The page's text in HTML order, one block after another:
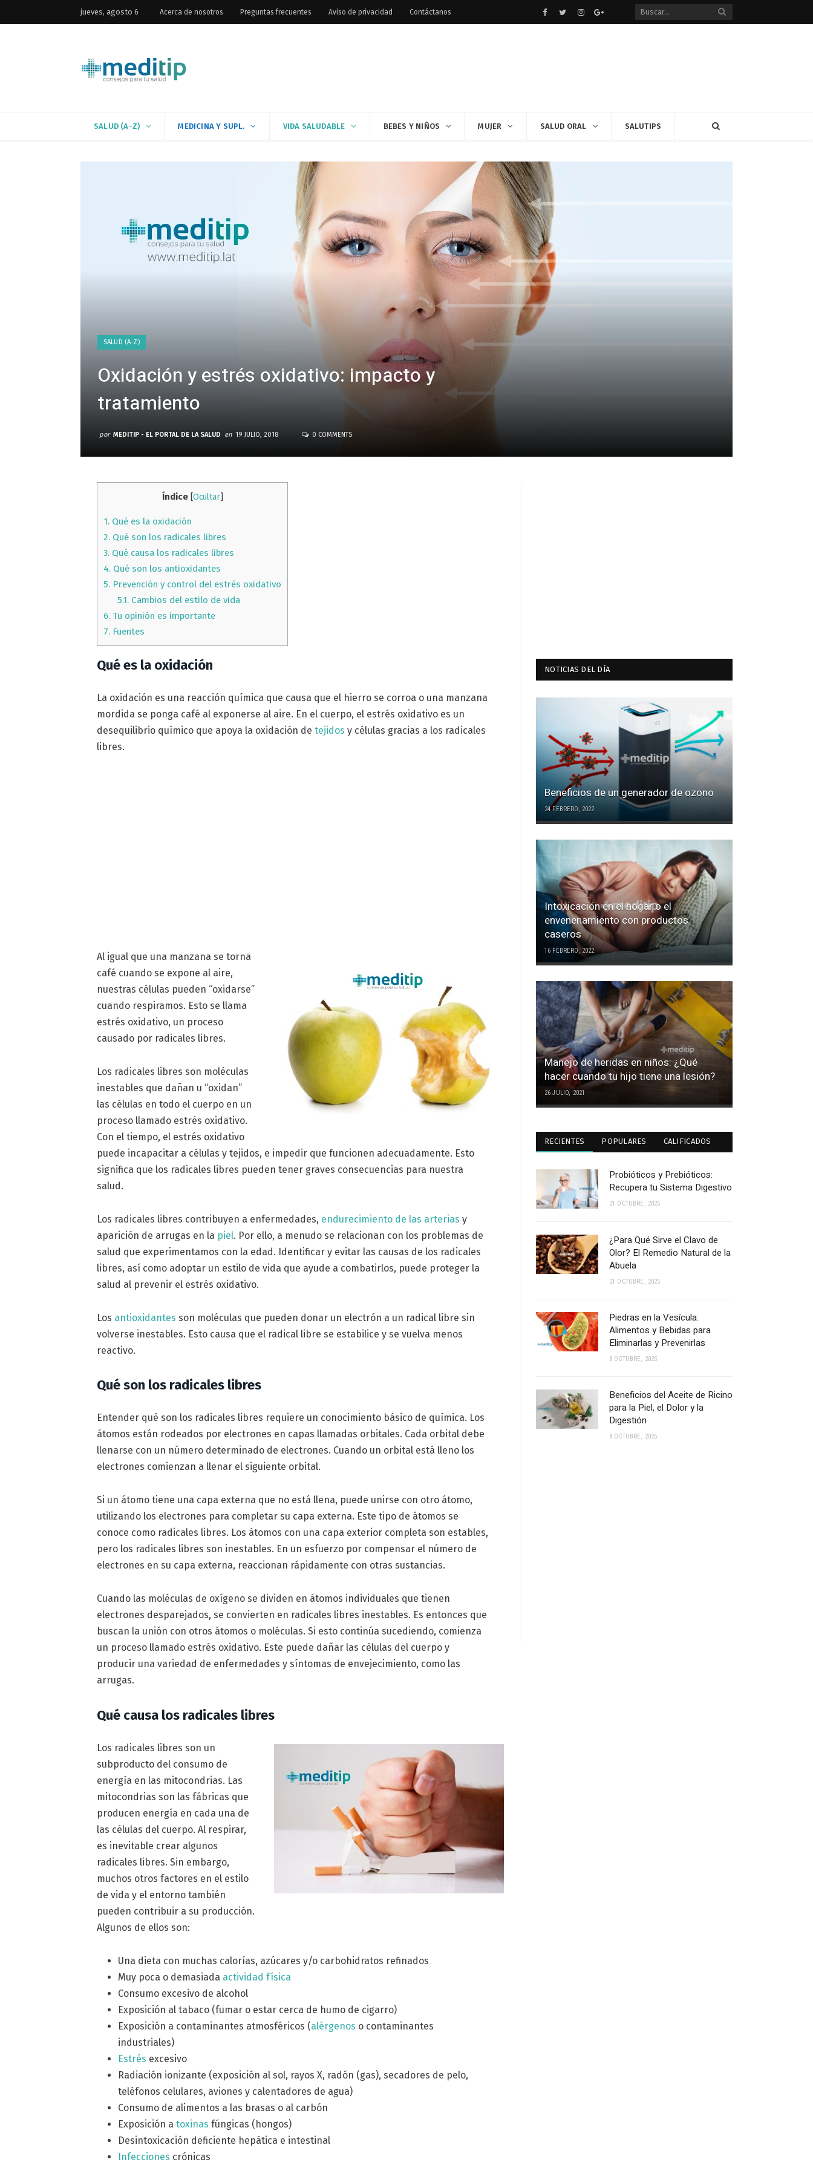
jueves, agosto 6 Acerca de nosotros Preguntas frecuentes Aviso de privacidad Contáctanos Facebook
TwitterinstagramGoogle+
SALUD (A-Z) MEDICINA Y SUPL. VIDA SALUDABLE BEBES Y NIÑOS MUJER SALUD ORAL SALUTIPS
SALUD (A-Z)
Oxidación y estrés oxidativo: impacto y
tratamiento
por MEDITIP - EL PORTAL DE LA SALUD en 19 JULIO, 2018 0 COMMENTS
Índice Ocultar]
1. Qué es la oxidación
2. Qué son los radicales libres
3. Qué causa los radicales libres
4. Qué son los antioxidantes
5. Prevención y control del estrés oxidativo
5.1. Cambios del estilo de vida
6. Tu opinión es importante
7. Fuentes
Qué es la oxidación
La oxidación es una reacción química que causa que el hierro se corroa o una manzana
mordida se ponga café al exponerse al aire. En el cuerpo, el estrés oxidativo es un
desequilibrio químico que apoya la oxidación detejidos y células gracias a los radicales
libres.
Al igual que una manzana se torna
café cuando se expone al aire,
nuestras células pueden “oxidarse”
cuando respiramos. Esto se llama
estrés oxidativo, un proceso
causado por radicales libres.
Los radicales libres son moléculas
inestables que dañan u “oxidan”
las células en todo el cuerpo en un
proceso llamado estrés oxidativo.
Con el tiempo, el estrés oxidativo
puede incapacitar a células y tejidos, e impedir que funcionen adecuadamente. Esto
significa que los radicales libres pueden tener graves consecuencias para nuestra
salud.
Los radicales libres contribuyen a enfermedades, endurecimiento de las arterias y
aparición de arrugas en la piel. Por ello, a menudo se relacionan con los problemas de
salud que experimentamos con la edad. Identificar y evitar las causas de los radicales
libres, así como adoptar un estilo de vida que ayude a combatirlos, puede proteger la
salud al prevenir el estrés oxidativo.
Los antioxidantes son moléculas que pueden donar un electrón a un radical libre sin
volverse inestables. Esto causa que el radical libre se estabilice y se vuelva menos
reactivo.
Qué son los radicales libres
Entender qué son los radicales libres requiere un conocimiento básico de química. Los
átomos están rodeados por electrones en capas llamadas orbitales. Cada orbital debe
llenarse con un número determinado de electrones. Cuando un orbital está lleno los
electrones comienzan a llenar el siguiente orbital.
Si un átomo tiene una capa externa que no está llena, puede unirse con otro átomo,
utilizando los electrones para completar su capa externa. Este tipo de átomos se
conoce como radicales libres. Los átomos con una capa exterior completa son estables,
pero los radicales libres son inestables. En un esfuerzo por compensar el número de
electrones en su capa externa, reaccionan rápidamente con otras sustancias.
Cuando las moléculas de oxígeno se dividen en átomos individuales que tienen
electrones desparejados, se convierten en radicales libres inestables. Es entonces que
buscan la unión con otros átomos o moléculas. Si esto continúa sucediendo, comienza
un proceso llamado estrés oxidativo. Este puede dañar las células del cuerpo y
producir una variedad de enfermedades y síntomas de envejecimiento, como las
arrugas.
Qué causa los radicales libres
Los radicales libres son un
subproducto del consumo de
energía en las mitocondrias. Las
mitocondrias son las fábricas que
producen energía en cada una de
las células del cuerpo. Al respirar,
es inevitable crear algunos
radicales libres. Sin embargo,
muchos otros factores en el estilo
de vida y el entorno también
pueden contribuir a su producción.
Algunos de ellos son:
Una dieta con muchas calorías, azúcares y/o carbohidratos refinados
Muy poca o demasiada actividad física
Consumo excesivo de alcohol
Exposición al tabaco (fumar o estar cerca de humo de cigarro)
Exposición a contaminantes atmosféricos (alérgenos o contaminantes
industriales)
Estrés excesivo
Radiación ionizante (exposición al sol, rayos X, radón (gas), secadores de pelo,
teléfonos celulares, aviones y calentadores de agua)
Consumo de alimentos a las brasas o al carbón
Exposición atoxinas fúngicas (hongos)
Desintoxicación deficiente hepática e intestinal
Infecciones crónicas
NOTICIAS DEL DÍA
Beneficios de un generador de ozono
24 FEBRERO, 2022
Intoxicación en el hogar o el
envenenamiento con productos
caseros
16 FEBRERO, 2022
Manejo de heridas en niños: ¿Qué
hacer cuando tu hijo tiene una lesión?
26 JULIO, 2021
RECIENTES POPULARES CALIFICADOS
Probióticos y Prebióticos:
Recupera tu Sistema Digestivo
21 OCTUBRE, 2025
¿Para Qué Sirve el Clavo de
Olor? El Remedio Natural de la
Abuela
21 OCTUBRE, 2025
Piedras en la Vesícula:
Alimentos y Bebidas para
Eliminarlas y Prevenirlas
8 OCTUBRE, 2025
Beneficios del Aceite de Ricino
para la Piel, el Dolor y la
Digestión
8 OCTUBRE, 2025